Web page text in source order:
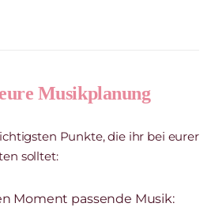
Musikplanung
Punkte, die ihr bei eurer
solltet:
Moment passende Musik: